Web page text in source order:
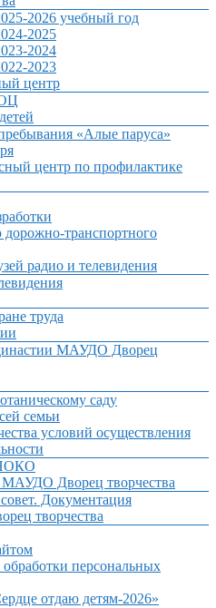
2026 учебный год
2025
2024
2023
центр
«Алые паруса»
центр по профилактике
дорожно-транспортного
радио и телевидения
труда
МАУДО Дворец
саду
семьи
условий осуществления
МАУДО Дворец творчества
Документация
творчества
персональных
отдаю детям-2026»